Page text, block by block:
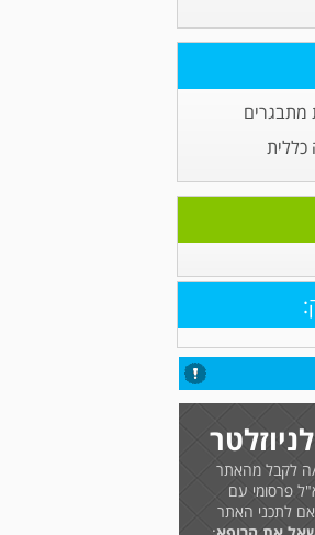
מתבגרים
כללית
ה לקבל מהאתר
פרסומי עם
לתכני האתר